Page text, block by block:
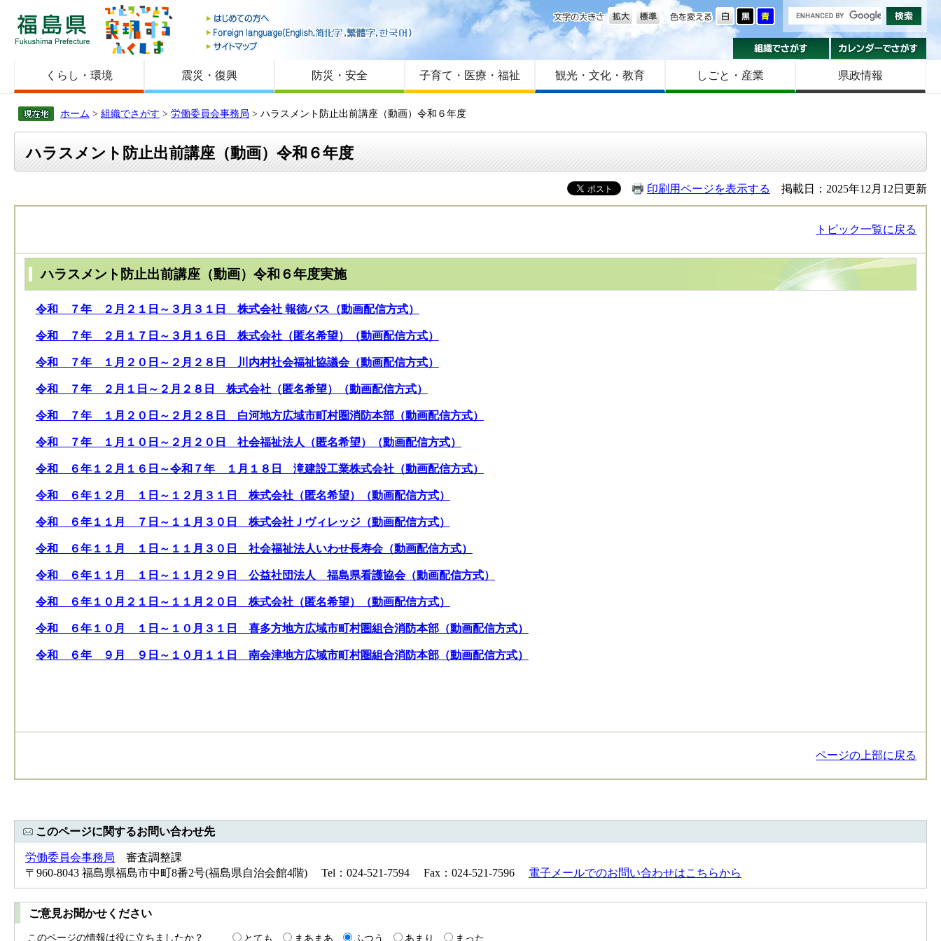
福島県
はじめての方へ
Foreign language
サイトマップ
色を変える
文字の大きさ
組織でさがす
くらし・環境 震災・復興 防災・安全 子育て・医療・福祉 観光・文化・教育 しごと・産業 県政情報
ホーム > 組織でさがす > 労働委員会事務局 > ハラスメント防止出前講座（動画）令和６年度
ハラスメント防止出前講座（動画）令和６年度
印刷用ページを表示する 掲載日：2025年12月12日更新
トピック一覧に戻る
ハラスメント防止出前講座（動画）令和６年度実施
令和 ７年 ２月２１日～３月３１日 株式会社 報徳バス（動画配信方式）
令和 ７年 ２月１７日～３月１６日 株式会社（匿名希望）（動画配信方式）
令和 ７年 １月２０日～２月２８日 川内村社会福祉協議会（動画配信方式）
令和 ７年 ２月１日～２月２８日 株式会社（匿名希望）（動画配信方式）
令和 ７年 １月２０日～２月２８日 白河地方広域市町村圏消防本部（動画配信方式）
令和 ７年 １月１０日～２月２０日 社会福祉法人（匿名希望）（動画配信方式）
令和 ６年１２月１６日～令和７年 １月１８日 滝建設工業株式会社（動画配信方式）
令和 ６年１２月 １日～１２月３１日 株式会社（匿名希望）（動画配信方式）
令和 ６年１１月 ７日～１１月３０日 株式会社Ｊヴィレッジ（動画配信方式）
令和 ６年１１月 １日～１１月３０日 社会福祉法人いわせ長寿会（動画配信方式）
令和 ６年１１月 １日～１１月２９日 公益社団法人 福島県看護協会（動画配信方式）
令和 ６年１０月２１日～１１月２０日 株式会社（匿名希望）（動画配信方式）
令和 ６年１０月 １日～１０月３１日 喜多方地方広域市町村圏組合消防本部（動画配信方式）
令和 ６年 ９月 ９日～１０月１１日 南会津地方広域市町村圏組合消防本部（動画配信方式）
ページの上部に戻る
このページに関するお問い合わせ先
労働委員会事務局 審査調整課
〒960-8043 福島県福島市中町8番2号(福島県自治会館4階) Tel：024-521-7594 Fax：024-521-7596 電子メールでのお問い合わせはこちらから
ご意見お聞かせください
このページの情報は役に立ちましたか？ とても まあまあ ふつう あまり まった